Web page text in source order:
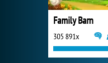
Family Barn
305 891x